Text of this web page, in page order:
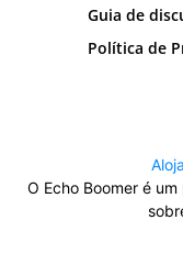
Guia de
Política de
O Echo Boomer é